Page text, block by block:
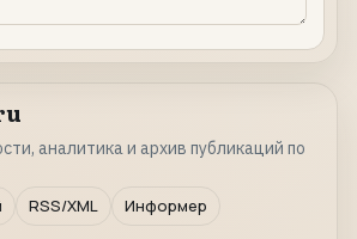
аналитика и архив публикаций по
RSS/XML Информер